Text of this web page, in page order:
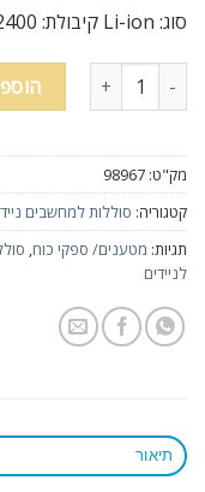
סוג: Li-ion קיבולת: 2400 mAh / 30WH מתח:11.1V
כמות של סוללה חליפית 6 תאים למחשב נייד DELL Vostro V13 V130
מק"ט: 98967
קטגוריה: סוללות למחשבים
תגיות: מטענים/ ספקי כוח,
לניידים
תיאור